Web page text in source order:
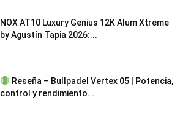
NOX AT10 Luxury Genius 12K Alum Xtreme
by Agustín Tapia 2026:...
Reseña – Bullpadel Vertex 05 | Potencia,
control y rendimiento...